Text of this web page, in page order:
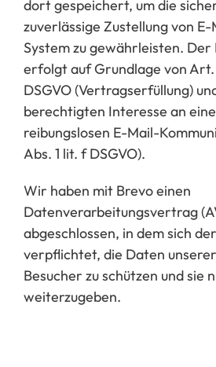
dort gespeichert, um die
zuverlässige Zustellung von
System zu gewährleisten. Der
erfolgt auf Grundlage von Art.
DSGVO (Vertragserfüllung)
berechtigten Interesse an
reibungslosen E-Mail-
Abs. 1 lit. f DSGVO).
Wir haben mit Brevo einen
Datenverarbeitungsvertrag
abgeschlossen, in dem sich
verpflichtet, die Daten
Besucher zu schützen und sie
weiterzugeben.